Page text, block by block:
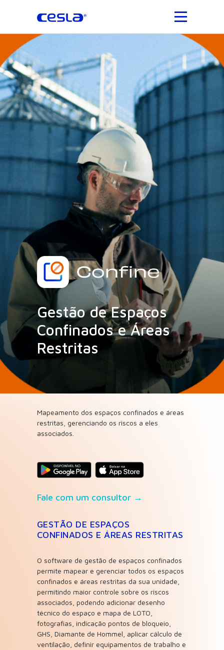
Gestão de Espaços
Confinados e Áreas
Restritas
Mapeamento dos espaços confinados e áreas
restritas, gerenciando os riscos a eles
associados.
Fale com um consultor →
GESTÃO DE ESPAÇOS
CONFINADOS E ÁREAS RESTRITAS
O software de gestão de espaços confinados
permite mapear e gerenciar todos os espaços
confinados e áreas restritas da sua unidade,
permitindo maior controle sobre os riscos
associados, podendo adicionar desenho
técnico do espaço e mapa de LOTO,
fotografias, indicação pontos de bloqueio,
GHS, Diamante de Hommel, aplicar cálculo de
ventilação, definir equipamentos de trabalho e